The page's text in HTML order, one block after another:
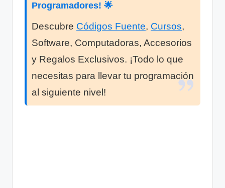
Programadores! 🌟
Descubre Códigos Fuente, Cursos,
Software, Computadoras, Accesorios
y Regalos Exclusivos. ¡Todo lo que
necesitas para llevar tu programación
al siguiente nivel!